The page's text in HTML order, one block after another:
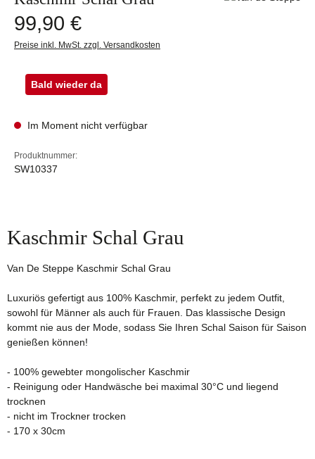
Regulärer Preis:
99,90 €
Preise inkl. MwSt. zzgl. Versandkosten
Bald wieder da
Im Moment nicht verfügbar
Produktnummer:
SW10337
Kaschmir Schal Grau
Van De Steppe Kaschmir Schal Grau
Luxuriös gefertigt aus 100% Kaschmir, perfekt zu jedem Outfit,
sowohl für Männer als auch für Frauen. Das klassische Design
kommt nie aus der Mode, sodass Sie Ihren Schal Saison für Saison
genießen können!
- 100% gewebter mongolischer Kaschmir
- Reinigung oder Handwäsche bei maximal 30°C und liegend
trocknen
- nicht im Trockner trocken
- 170 x 30cm